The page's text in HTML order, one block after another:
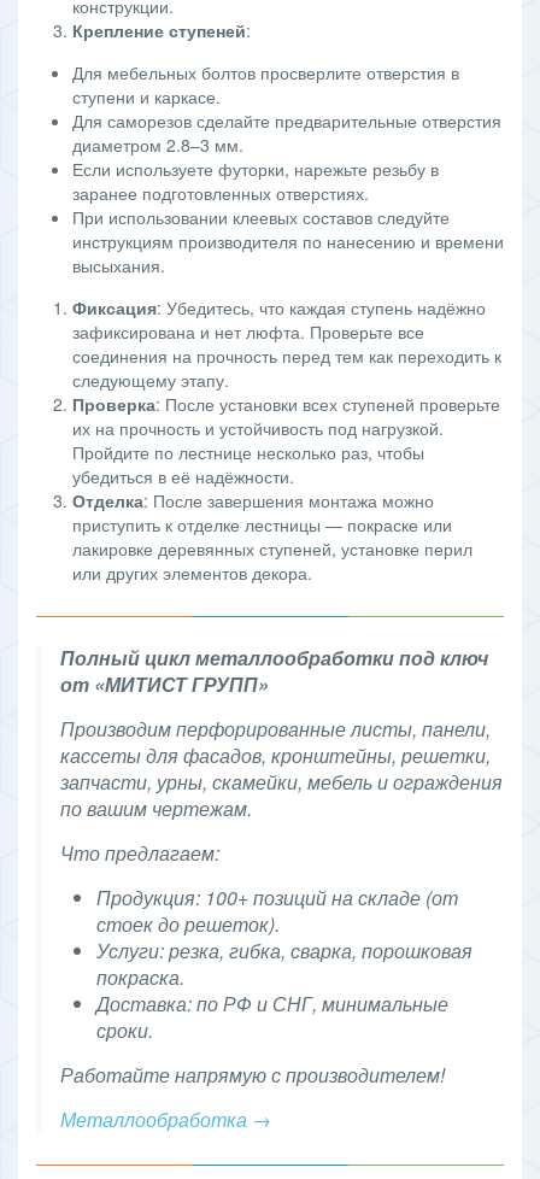
конструкции.
Крепление ступеней:
Для мебельных болтов просверлите отверстия в
ступени и каркасе.
Для саморезов сделайте предварительные отверстия
диаметром 2.8–3 мм.
Если используете футорки, нарежьте резьбу в
заранее подготовленных отверстиях.
При использовании клеевых составов следуйте
инструкциям производителя по нанесению и времени
высыхания.
Фиксация: Убедитесь, что каждая ступень надёжно
зафиксирована и нет люфта. Проверьте все
соединения на прочность перед тем как переходить к
следующему этапу.
Проверка: После установки всех ступеней проверьте
их на прочность и устойчивость под нагрузкой.
Пройдите по лестнице несколько раз, чтобы
убедиться в её надёжности.
Отделка: После завершения монтажа можно
приступить к отделке лестницы — покраске или
лакировке деревянных ступеней, установке перил
или других элементов декора.
Полный цикл металлообработки под ключ
от «МИТИСТ ГРУПП»
Производим перфорированные листы, панели,
кассеты для фасадов, кронштейны, решетки,
запчасти, урны, скамейки, мебель и ограждения
по вашим чертежам.
Что предлагаем:
Продукция: 100+ позиций на складе (от
стоек до решеток).
Услуги: резка, гибка, сварка, порошковая
покраска.
Доставка: по РФ и СНГ, минимальные
сроки.
Работайте напрямую с производителем!
Металлообработка →